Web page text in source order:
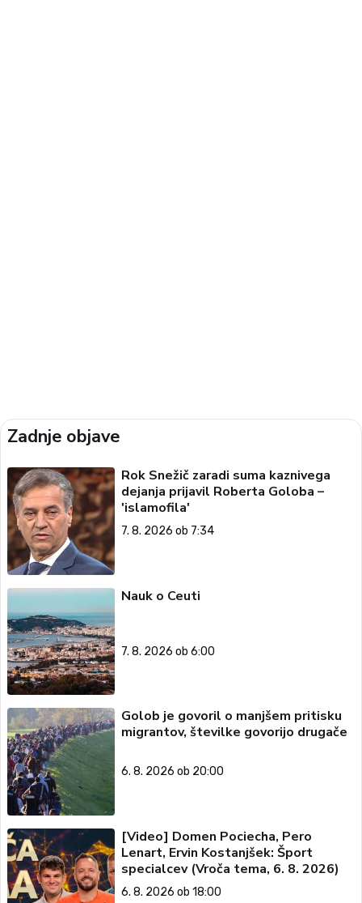
Zadnje objave
Rok Snežič zaradi suma kaznivega
dejanja prijavil Roberta Goloba –
'islamofila'
7. 8. 2026 ob 7:34
Nauk o Ceuti
7. 8. 2026 ob 6:00
Golob je govoril o manjšem pritisku
migrantov, številke govorijo drugače
6. 8. 2026 ob 20:00
[Video] Domen Pociecha, Pero
Lenart, Ervin Kostanjšek: Šport
specialcev (Vroča tema, 6. 8. 2026)
6. 8. 2026 ob 18:00